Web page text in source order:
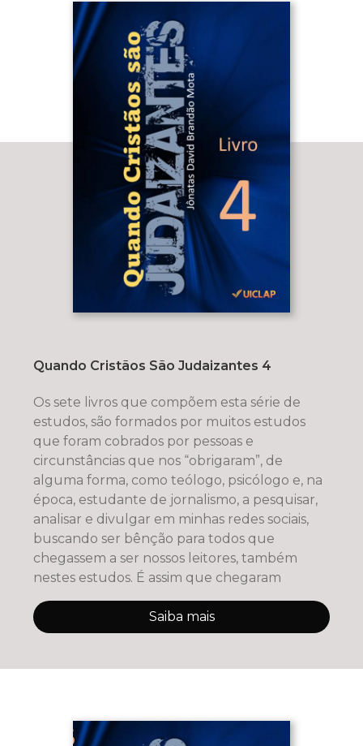
Quando Cristãos São Judaizantes 4
Os sete livros que compõem esta série de
estudos, são formados por muitos estudos
que foram cobrados por pessoas e
circunstâncias que nos “obrigaram”, de
alguma forma, como teólogo, psicólogo e, na
época, estudante de jornalismo, a pesquisar,
analisar e divulgar em minhas redes sociais,
buscando ser bênção para todos que
chegassem a ser nossos leitores, também
nestes estudos. É assim que chegaram
Saiba mais